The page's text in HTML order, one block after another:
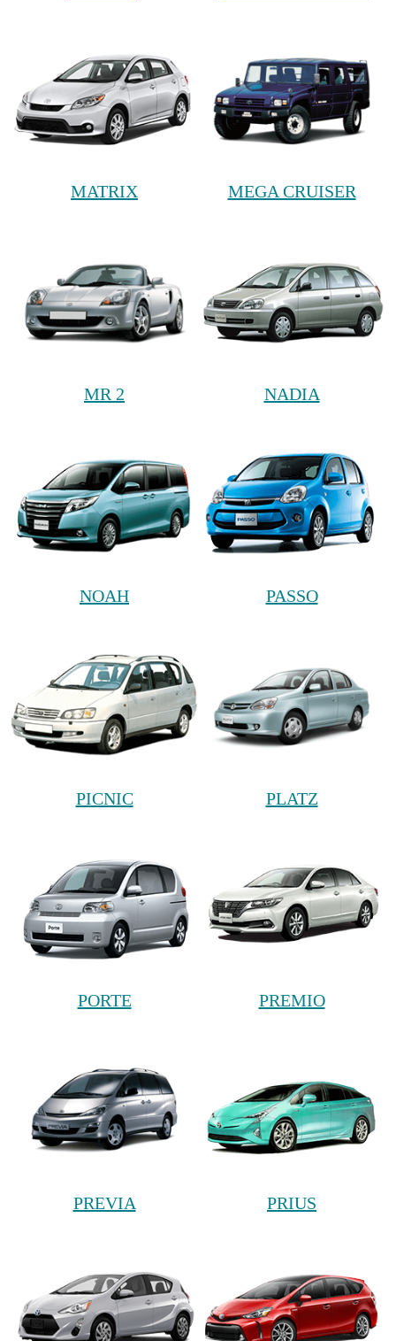
MATRIX MEGA CRUISER
MR 2 NADIA
NOAH PASSO
PICNIC PLATZ
PORTE PREMIO
PREVIA PRIUS